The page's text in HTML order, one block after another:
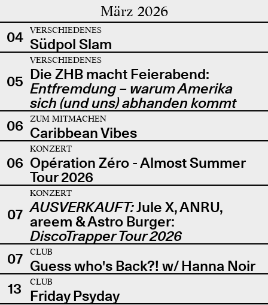
März 2026
04 VERSCHIEDENES
Südpol Slam
05
VERSCHIEDENES
Die ZHB macht Feierabend:
Entfremdung – warum Amerika
sich (und uns) abhanden kommt
06
ZUM MITMACHEN
Caribbean Vibes
06
KONZERT
Opération Zéro - Almost Summer
Tour 2026
07
KONZERT
AUSVERKAUFT:Jule X, ANRU,
areem & Astro Burger:
DiscoTrapper Tour 2026
07
CLUB
Guess who's Back?! w/ Hanna Noir
13
CLUB
Friday Psyday